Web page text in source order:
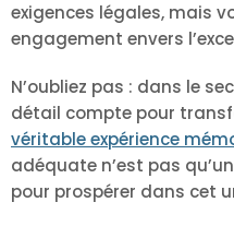
exigences légales, mais
engagement envers
N’oubliez pas : dans le
détail compte pour
véritable expérience
adéquate n’est pas
pour prospérer dans cet